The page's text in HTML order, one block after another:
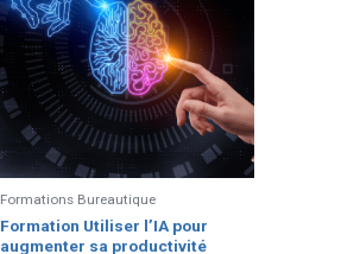
Formations Bureautique
Formation Utiliser l’IA pour
augmenter sa productivité